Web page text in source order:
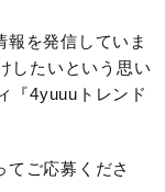
を発信していま
したいという思い
『4yuuuトレンド
ご応募くださ